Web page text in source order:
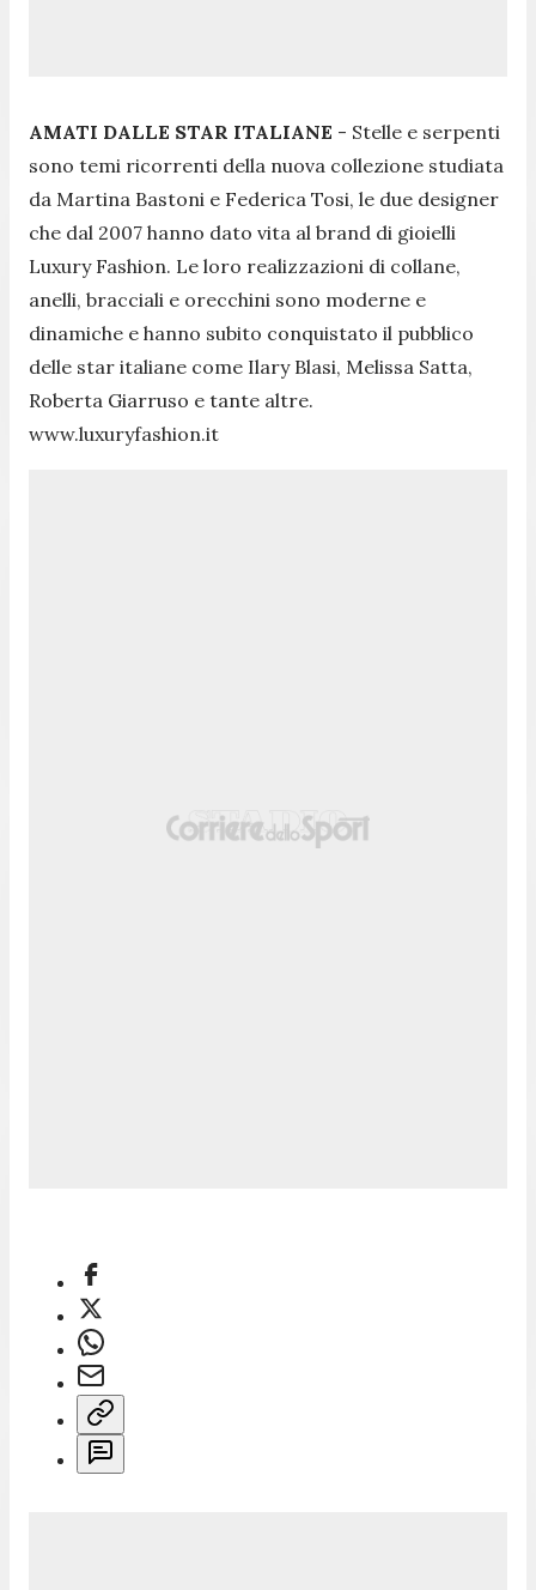
AMATI DALLE STAR ITALIANE - Stelle e serpenti
sono temi ricorrenti della nuova collezione studiata
da Martina Bastoni e Federica Tosi, le due designer
che dal 2007 hanno dato vita al brand di gioielli
Luxury Fashion. Le loro realizzazioni di collane,
anelli, bracciali e orecchini sono moderne e
dinamiche e hanno subito conquistato il pubblico
delle star italiane come Ilary Blasi, Melissa Satta,
Roberta Giarruso e tante altre.
www.luxuryfashion.it